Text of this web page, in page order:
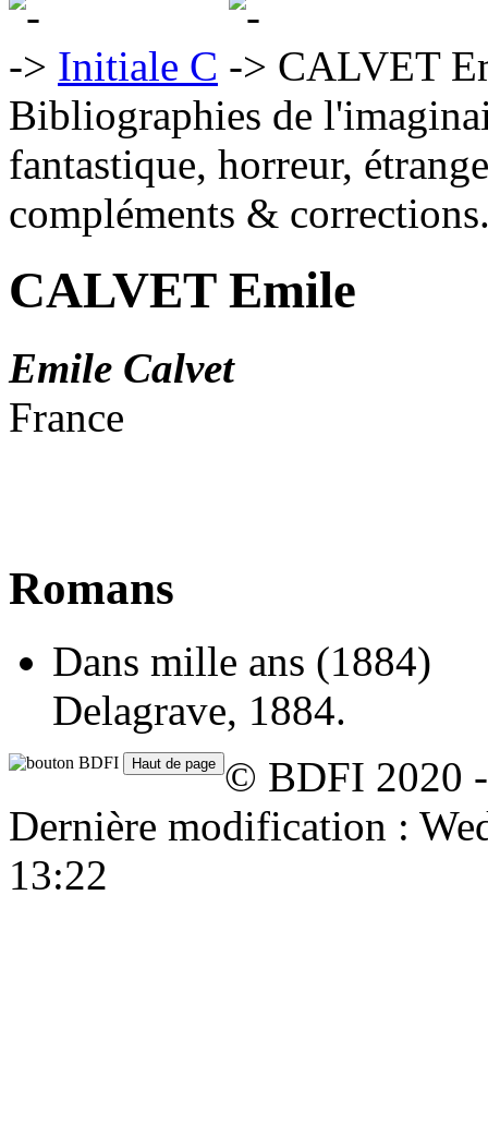
Initiale C
CALVET
Bibliographies de
fantastique, horreur,
compléments &
CALVET Emile
Emile Calvet
France
Romans
Dans mille ans (1884)
Delagrave, 1884.
© BDFI 2020
Dernière modification :
13:22